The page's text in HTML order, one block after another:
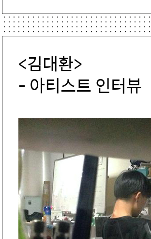
<김대환>
- 아티스트 인터뷰